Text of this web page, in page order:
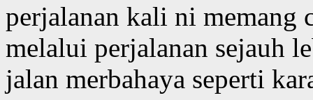
perjalanan kali ni memang
melalui perjalanan sejauh
jalan merbahaya seperti